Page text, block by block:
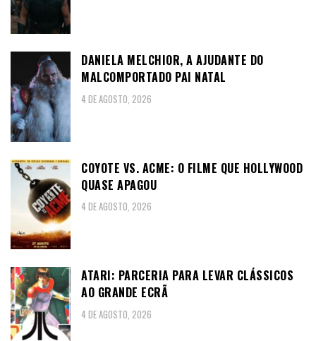
DANIELA MELCHIOR, A AJUDANTE DO
MALCOMPORTADO PAI NATAL
4 DE AGOSTO, 2026
COYOTE VS. ACME: O FILME QUE HOLLYWOOD
QUASE APAGOU
4 DE AGOSTO, 2026
ATARI: PARCERIA PARA LEVAR CLÁSSICOS
AO GRANDE ECRÃ
4 DE AGOSTO, 2026